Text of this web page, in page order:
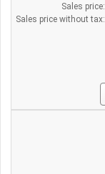
Sales price:
Sales price without tax: